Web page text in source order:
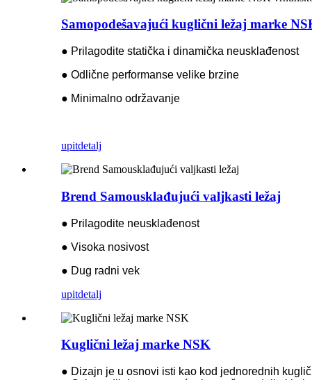
Samopodešavajući kuglični ležaj marke
● Prilagodite statička i dinamička neusklađenost
● Odlične performanse velike brzine
● Minimalno održavanje
upitdetalj
Brend Samousklađujući valjkasti ležaj
● Prilagodite neusklađenost
● Visoka nosivost
● Dug radni vek
upitdetalj
Kuglični ležaj marke NSK
● Dizajn je u osnovi isti kao kod jednorednih